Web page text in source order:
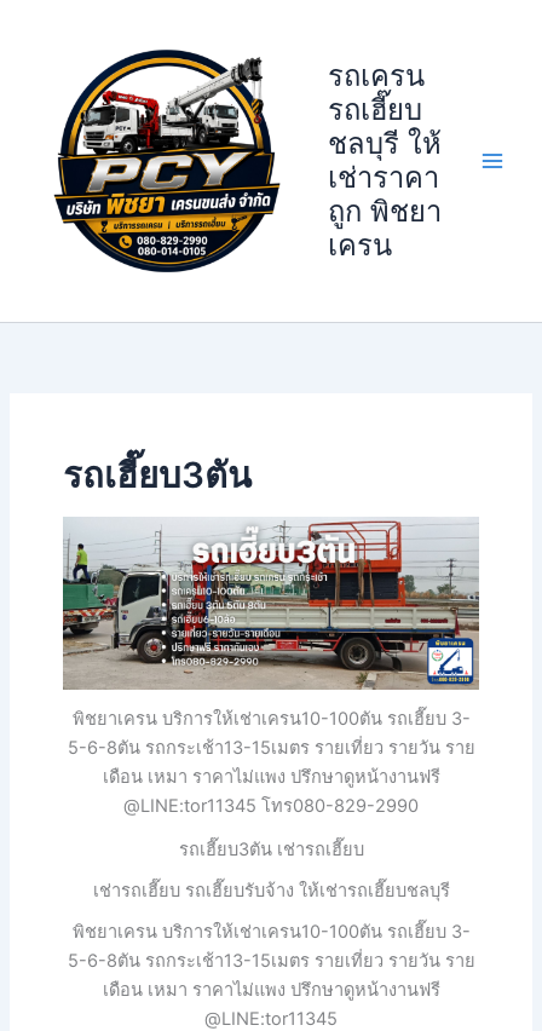
รถเครน
รถเฮี๊ยบ
ชลบุรี ให้
เช่าราคา
ถูก พิชยา
เครน
รถเฮี๊ยบ3ตัน
พิชยาเครน บริการให้เช่าเครน10-100ตัน รถเฮี๊ยบ 3-
5-6-8ตัน รถกระเช้า13-15เมตร รายเที่ยว รายวัน ราย
เดือน เหมา ราคาไม่แพง ปรึกษาดูหน้างานฟรี
@LINE:tor11345 โทร080-829-2990
รถเฮี๊ยบ3ตัน เช่ารถเฮี๊ยบ
เช่ารถเฮี๊ยบ รถเฮี๊ยบรับจ้าง ให้เช่ารถเฮี๊ยบชลบุรี
พิชยาเครน บริการให้เช่าเครน10-100ตัน รถเฮี๊ยบ 3-
5-6-8ตัน รถกระเช้า13-15เมตร รายเที่ยว รายวัน ราย
เดือน เหมา ราคาไม่แพง ปรึกษาดูหน้างานฟรี
@LINE:tor11345